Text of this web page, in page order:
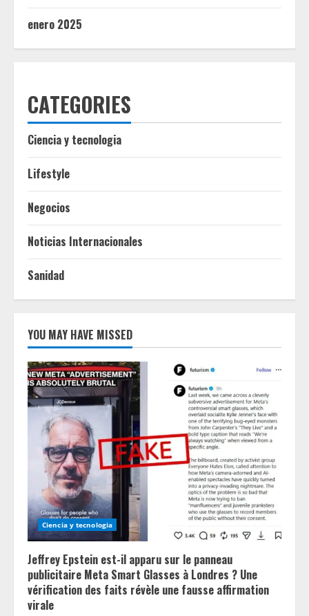
enero 2025
CATEGORIES
Ciencia y tecnologia
Lifestyle
Negocios
Noticias Internacionales
Sanidad
YOU MAY HAVE MISSED
Ciencia y tecnologia
Jeffrey Epstein est-il apparu sur le panneau
publicitaire Meta Smart Glasses à Londres ? Une
vérification des faits révèle une fausse affirmation
virale